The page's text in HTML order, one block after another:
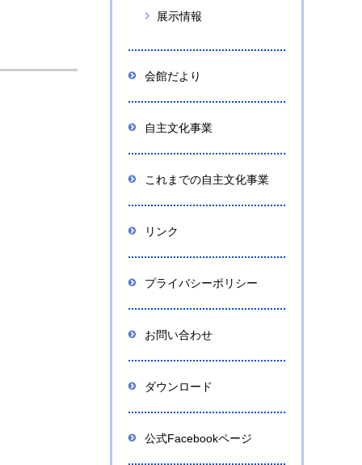
展示情報
会館だより
自主文化事業
これまでの自主文化事業
リンク
プライバシーポリシー
お問い合わせ
ダウンロード
公式Facebookページ